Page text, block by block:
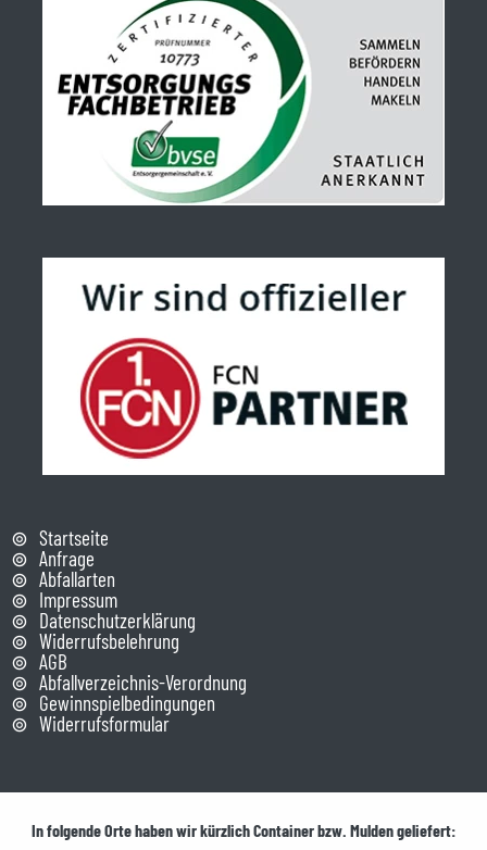
Startseite
Anfrage
Abfallarten
Impressum
Datenschutzerklärung
Widerrufsbelehrung
AGB
Abfallverzeichnis-Verordnung
Gewinnspielbedingungen
Widerrufsformular
In folgende Orte haben wir kürzlich Container bzw. Mulden geliefert: